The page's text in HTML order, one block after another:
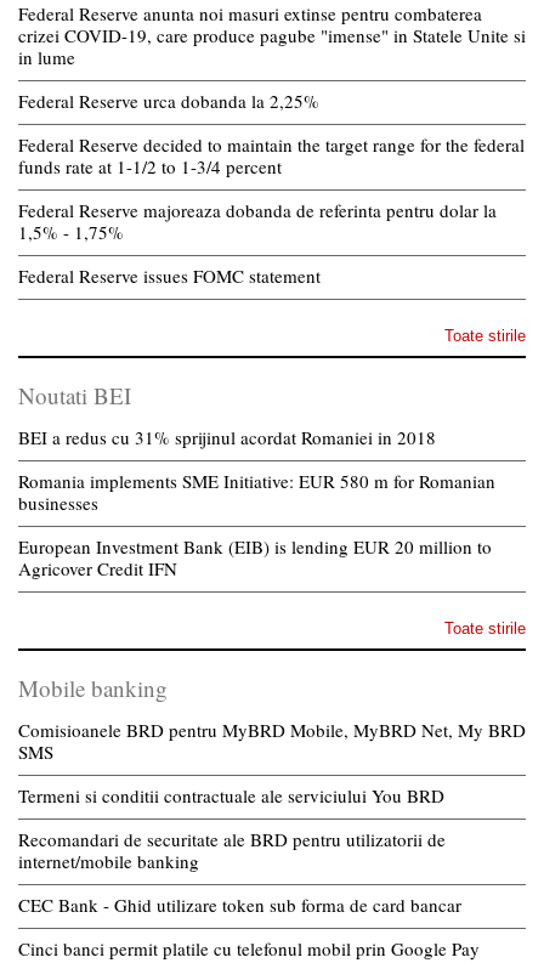
Federal Reserve anunta noi masuri extinse pentru combaterea
crizei COVID-19, care produce pagube "imense" in Statele Unite si
in lume
Federal Reserve urca dobanda la 2,25%
Federal Reserve decided to maintain the target range for the federal
funds rate at 1-1/2 to 1-3/4 percent
Federal Reserve majoreaza dobanda de referinta pentru dolar la
1,5% - 1,75%
Federal Reserve issues FOMC statement
Toate stirile
Noutati BEI
BEI a redus cu 31% sprijinul acordat Romaniei in 2018
Romania implements SME Initiative: EUR 580 m for Romanian
businesses
European Investment Bank (EIB) is lending EUR 20 million to
Agricover Credit IFN
Toate stirile
Mobile banking
Comisioanele BRD pentru MyBRD Mobile, MyBRD Net, My BRD
SMS
Termeni si conditii contractuale ale serviciului You BRD
Recomandari de securitate ale BRD pentru utilizatorii de
internet/mobile banking
CEC Bank - Ghid utilizare token sub forma de card bancar
Cinci banci permit platile cu telefonul mobil prin Google Pay